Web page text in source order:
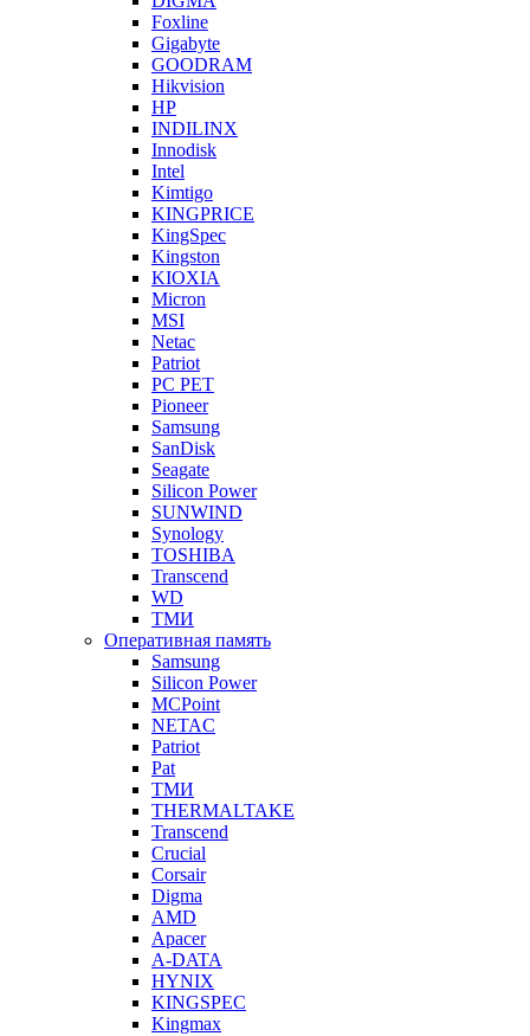
Foxline
Gigabyte
GOODRAM
Hikvision
HP
INDILINX
Innodisk
Intel
Kimtigo
KINGPRICE
KingSpec
Kingston
KIOXIA
Micron
MSI
Netac
Patriot
PC PET
Pioneer
Samsung
SanDisk
Seagate
Silicon Power
SUNWIND
Synology
TOSHIBA
Transcend
WD
ТМИ
Оперативная память
Samsung
Silicon Power
MCPoint
NETAC
Patriot
Pat
ТМИ
THERMALTAKE
Transcend
Crucial
Corsair
Digma
AMD
Apacer
A-DATA
HYNIX
KINGSPEC
Kingmax